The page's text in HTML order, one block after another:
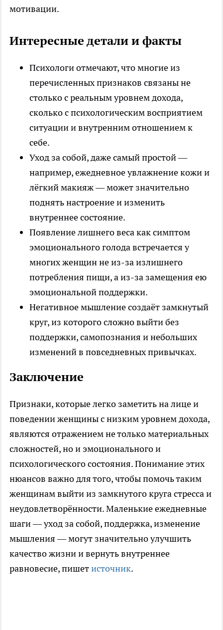
мотивации.
Интересные детали и факты
Психологи отмечают, что многие из
перечисленных признаков связаны не
столько с реальным уровнем дохода,
сколько с психологическим восприятием
ситуации и внутренним отношением к
себе.
Уход за собой, даже самый простой —
например, ежедневное увлажнение кожи и
лёгкий макияж — может значительно
поднять настроение и изменить
внутреннее состояние.
Появление лишнего веса как симптом
эмоционального голода встречается у
многих женщин не из-за излишнего
потребления пищи, а из-за замещения ею
эмоциональной поддержки.
Негативное мышление создаёт замкнутый
круг, из которого сложно выйти без
поддержки, самопознания и небольших
изменений в повседневных привычках.
Заключение
Признаки, которые легко заметить на лице и
поведении женщины с низким уровнем дохода,
являются отражением не только материальных
сложностей, но и эмоционального и
психологического состояния. Понимание этих
нюансов важно для того, чтобы помочь таким
женщинам выйти из замкнутого круга стресса и
неудовлетворённости. Маленькие ежедневные
шаги — уход за собой, поддержка, изменение
мышления — могут значительно улучшить
качество жизни и вернуть внутреннее
равновесие, пишетисточник.